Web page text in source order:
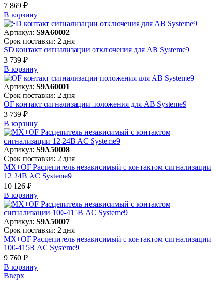
7 869 ₽
В корзинy
Артикул: S9A60002
Срок поставки: 2 дня
SD контакт сигнализации отключения для АВ Systeme9
3 739 ₽
В корзинy
Артикул: S9A60001
Срок поставки: 2 дня
OF контакт сигнализации положения для АВ Systeme9
3 739 ₽
В корзинy
Артикул: S9A50008
Срок поставки: 2 дня
MX+OF Расцепитель независимый с контактом сигнализации
12-24В AC Systeme9
10 126 ₽
В корзинy
Артикул: S9A50007
Срок поставки: 2 дня
MX+OF Расцепитель независимый с контактом сигнализации
100-415В AC Systeme9
9 760 ₽
В корзинy
Вверх